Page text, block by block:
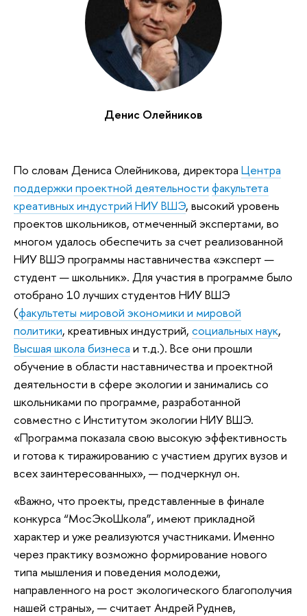
Денис Олейников
По словам Дениса Олейникова, директора Центра
поддержки проектной деятельности факультета
креативных индустрий НИУ ВШЭ, высокий уровень
проектов школьников, отмеченный экспертами, во
многом удалось обеспечить за счет реализованной
НИУ ВШЭ программы наставничества «эксперт —
студент — школьник». Для участия в программе было
отобрано 10 лучших студентов НИУ ВШЭ
(факультеты мировой экономики и мировой
политики, креативных индустрий, социальных наук,
Высшая школа бизнеса и т.д.). Все они прошли
обучение в области наставничества и проектной
деятельности в сфере экологии и занимались со
школьниками по программе, разработанной
совместно с Институтом экологии НИУ ВШЭ.
«Программа показала свою высокую эффективность
и готова к тиражированию с участием других вузов и
всех заинтересованных», — подчеркнул он.
«Важно, что проекты, представленные в финале
конкурса “МосЭкоШкола”, имеют прикладной
характер и уже реализуются участниками. Именно
через практику возможно формирование нового
типа мышления и поведения молодежи,
направленного на рост экологического благополучия
нашей страны», — считает Андрей Руднев,